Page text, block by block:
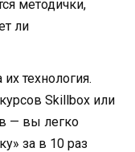
методички,
ли
технология.
Skillbox или
— вы легко
за в 10 раз